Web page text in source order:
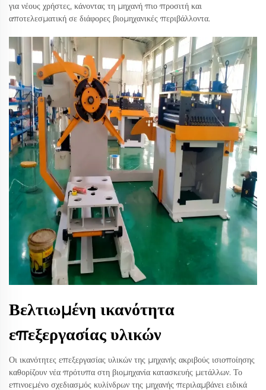
για νέους χρήστες, κάνοντας τη μηχανή πιο προσιτή και
αποτελεσματική σε διάφορες βιομηχανικές περιβάλλοντα.
Βελτιωμένη ικανότητα
επεξεργασίας υλικών
Οι ικανότητες επεξεργασίας υλικών της μηχανής ακριβούς ισιοποίησης
καθορίζουν νέα πρότυπα στη βιομηχανία κατασκευής μετάλλων. Το
επινοεμένο σχεδιασμός κυλίνδρων της μηχανής περιλαμβάνει ειδικά